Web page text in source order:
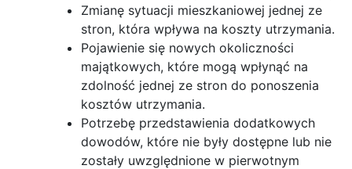
Zmianę sytuacji mieszkaniowej jednej ze
stron, która wpływa na koszty utrzymania.
Pojawienie się nowych okoliczności
majątkowych, które mogą wpłynąć na
zdolność jednej ze stron do ponoszenia
kosztów utrzymania.
Potrzebę przedstawienia dodatkowych
dowodów, które nie były dostępne lub nie
zostały uwzględnione w pierwotnym